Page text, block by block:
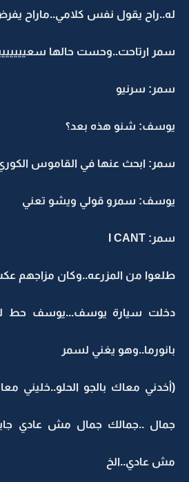
له..راح يقول نفس كلامي..ماراح
سمر ارتاحت..وحست حالها
سمر: سرنيو
يوسف: شنو هذه بعد؟
سمر: ابحث عنها في القاموس
يوسف: سمرو قولي ويشو تعني
سمر: I CANT
طلعوا من المزرعه..وكان مزاجهم
بانورما..وهو يغني لسمر
(أخدني معاك بالجو الحلو..خليني
جمال ..جمالك جمال مش عادي
مش عادي..الخ